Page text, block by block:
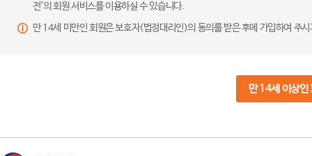
전’의 회원 서비스를 이용하실 수 있습니다.
만 14세 미만인 회원은 보호자(법정대리인)의 동의를 받은 후에 가입하여 주
만 14세 이상인